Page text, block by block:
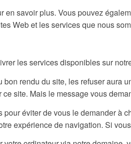
savoir plus. Vous pouvez
Web et les services que nous
les services disponibles sur
rendu du site, les refuser
site. Mais le message vous
éviter de vous le demander
expérience de navigation. Si